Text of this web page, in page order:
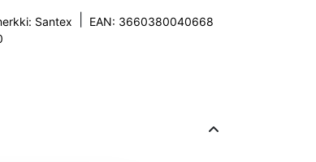
Santex EAN: 3660380040668